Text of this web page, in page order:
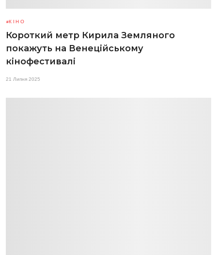
КІНО
Короткий метр Кирила Земляного
покажуть на Венеційському
кінофестивалі
21 Липня 2025